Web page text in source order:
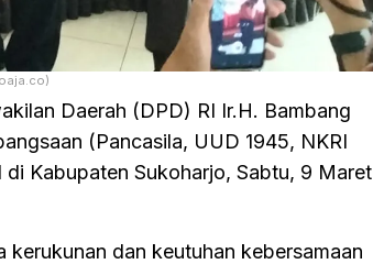
Daerah (DPD) RI Ir.H. Bambang
(Pancasila, UUD 1945, NKRI
Kabupaten Sukoharjo, Sabtu, 9 Maret
dan keutuhan kebersamaan